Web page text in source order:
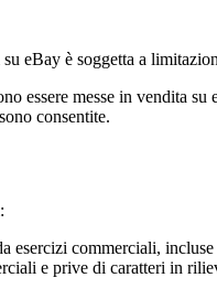
eBay è soggetta a
essere messe in vendita
consentite.
esercizi commerciali,
e prive di caratteri in